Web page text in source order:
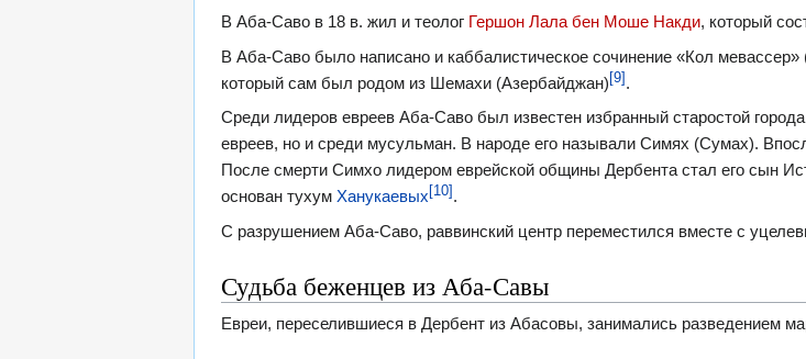
В Аба-Саво в 18 в. жил и теолог Гершон Лала бен Моше Накди, который
В Аба-Саво было написано и каббалистическое сочинение «Кол мевассер»
который сам был родом из Шемахи (Азербайджан) [9] .
Среди лидеров евреев Аба-Саво был известен избранный старостой
евреев, но и среди мусульман. В народе его называли Симях (Сумах).
После смерти Симхо лидером еврейской общины Дербента стал его сын
основан тухум Ханукаевых [10] .
С разрушением Аба-Саво, раввинский центр переместился вместе с
Судьба беженцев из Аба-Савы
Евреи, переселившиеся в Дербент из Абасовы, занимались разведением